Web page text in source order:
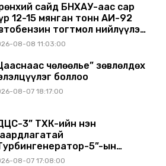
сайд БНХАУ-аас сар
12-15 мянган тонн АИ-92
тогтмол нийлүүлэх
тавилаа
08-08 11:03:00
чөлөөлье” зөвлөлдөх
боллоо
08-07 18:17:00
3” ТӨХК-ийн нэн
5”-ын
төсвийг
08-07 17:08:00